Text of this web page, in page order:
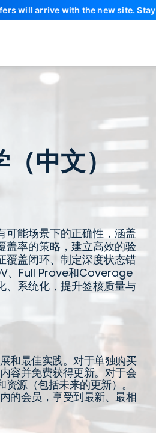
arrive with the new site. Stay tuned!
（中文）
可能场景下的正确性，涵盖
盖率的策略，建立高效的验
覆盖闭环、制定深度状态错
、Full Prove和Coverage
、系统化，提升签核质量与
和最佳实践。对于单独购买
容并免费获得更新。对于会
源（包括未来的更新）。
的会员，享受到最新、最相